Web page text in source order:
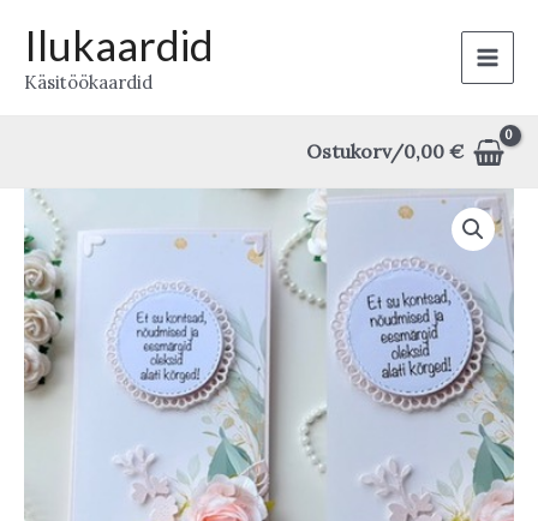
content
Ilukaardid
Käsitöökaardid
Main
Ostukorv/0,00 €